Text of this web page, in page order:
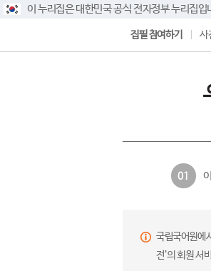
이 누리집은 대한민국 공식 전자정부 누리집입
집필 참여하기 사
01
국립국어원에
전’의 회원 서